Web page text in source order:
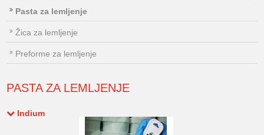
Pasta za lemljenje
Žica za lemljenje
Preforme za lemljenje
PASTA ZA LEMLJENJE
Indium